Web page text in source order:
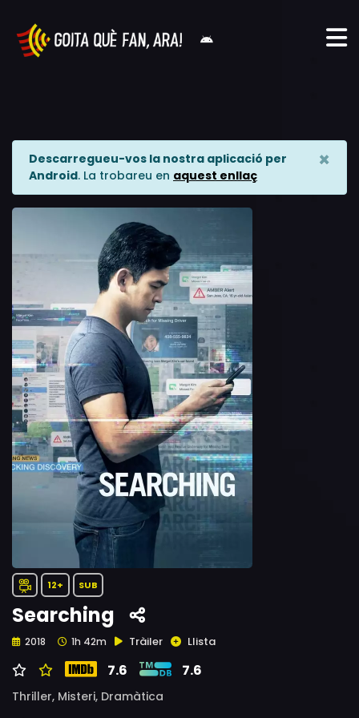
Descarregueu-vos la nostra aplicació per
Android. La trobareu en aquest enllaç
×
12+ SUB
Searching
2018 1h 42m Tràiler Llista
7.6 7.6
Thriller, Misteri, Dramàtica